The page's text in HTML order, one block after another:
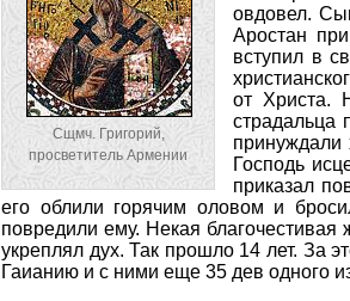
Сщмч. Григорий,
просветитель Армении
овдовел.
Аростан
вступил в
от Христа.
страдальца
принуждали
Господь
приказал
его облили горячим оловом и
повредили ему. Некая
укреплял дух. Так прошло 14 лет. За
Гаианию и с ними еще 35 дев одного